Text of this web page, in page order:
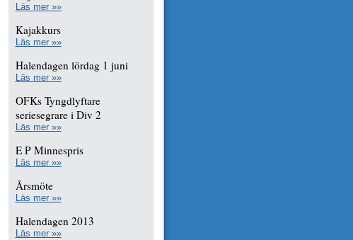
Läs mer »»
Kajakkurs
Läs mer »»
Halendagen lördag 1 juni
Läs mer »»
OFKs Tyngdlyftare
seriesegrare i Div 2
Läs mer »»
E P Minnespris
Läs mer »»
Årsmöte
Läs mer »»
Halendagen 2013
Läs mer »»